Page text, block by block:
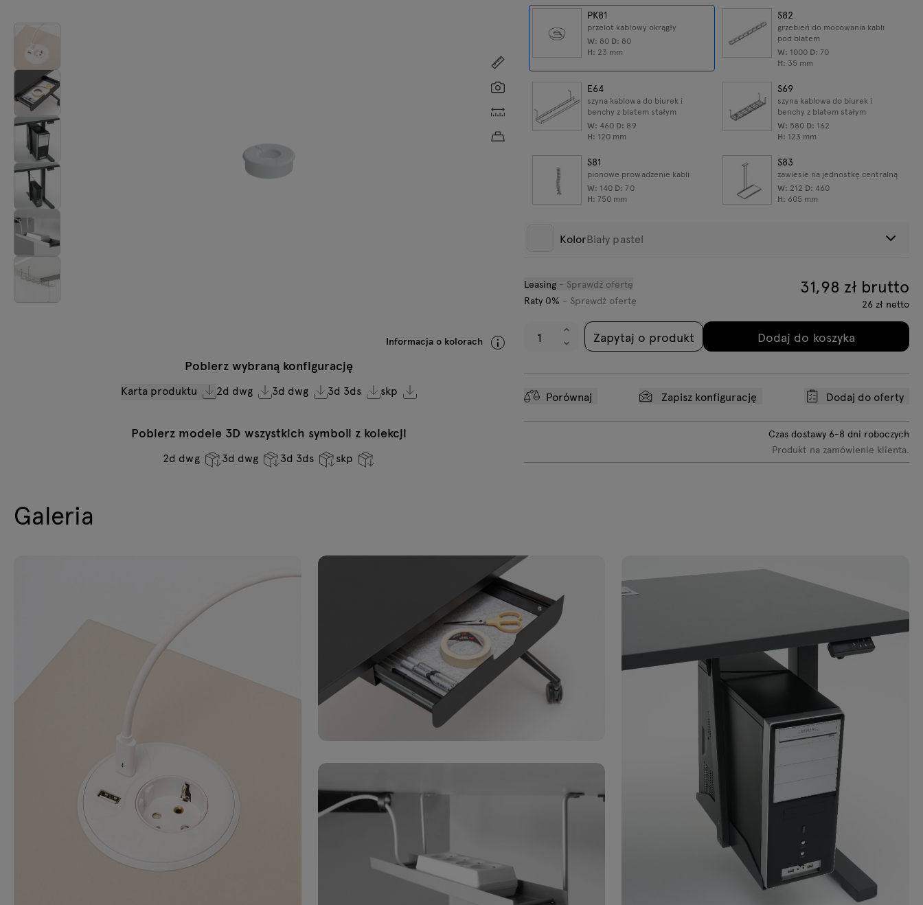
Tamo
Wszystkie meble
Informacja o kolorach
Pobierz wybraną konfigurację
Karta produktu 2d dwg 3d dwg 3d 3ds skp
Pobierz modele 3D wszystkich symboli z kolekcji
2d dwg 3d dwg 3d 3ds skp
Pokaż wymiary
Screenshot
Własne wymiary
Przybliżona waga produktu:
PK81
przelot kablowy okrągły
W: 80 D: 80
H: 23 mm
S82
grzebień do mocowania kabli
pod blatem
W: 1000 D: 70
H: 35 mm
E64
szyna kablowa do biurek i
benchy z blatem stałym
W: 460 D: 89
H: 120 mm
S69
szyna kablowa do biurek i
benchy z blatem stałym
W: 580 D: 162
H: 123 mm
S81
pionowe prowadzenie kabli
W: 140 D: 70
H: 750 mm
S83
zawiesie na jednostkę centralną
W: 212 D: 460
H: 605 mm
mediabox: 1x230V, 1xUSB A
charger, 1xUSB C charger
KolorBiały pastel
Biały pastel Jasny szary Beżowy
31,98 zł brutto
26 zł netto
Leasing - Sprawdż ofertę
Raty 0% - Sprawdż ofertę
Zapytaj o produkt Dodaj do koszyka
Porównaj Zapisz konfigurację Dodaj do oferty
Czas dostawy 6-8 dni roboczych
Produkt na zamówienie klienta.
Galeria